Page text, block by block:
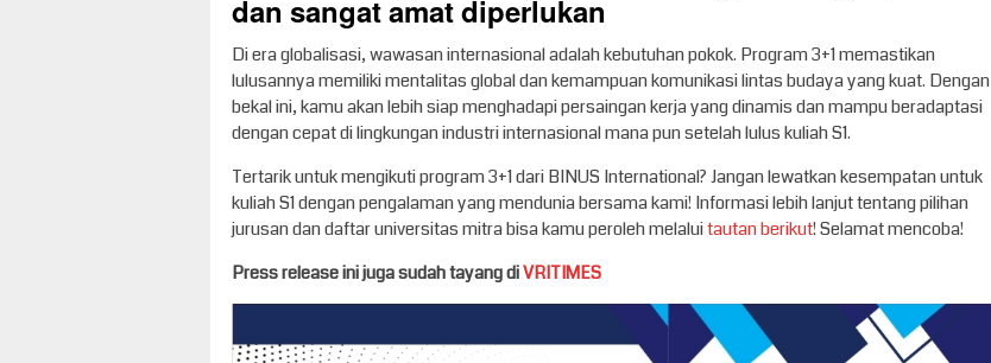
dan sangat amat diperlukan
Di era globalisasi, wawasan internasional adalah kebutuhan pokok. Program 3+1 memastikan
lulusannya memiliki mentalitas global dan kemampuan komunikasi lintas budaya yang kuat. Dengan
bekal ini, kamu akan lebih siap menghadapi persaingan kerja yang dinamis dan mampu beradaptasi
dengan cepat di lingkungan industri internasional mana pun setelah lulus kuliah S1.
Tertarik untuk mengikuti program 3+1 dari BINUS International? Jangan lewatkan kesempatan untuk
kuliah S1 dengan pengalaman yang mendunia bersama kami! Informasi lebih lanjut tentang pilihan
jurusan dan daftar universitas mitra bisa kamu peroleh melaluitautan berikut! Selamat mencoba!
Press release ini juga sudah tayang diVRITIMES